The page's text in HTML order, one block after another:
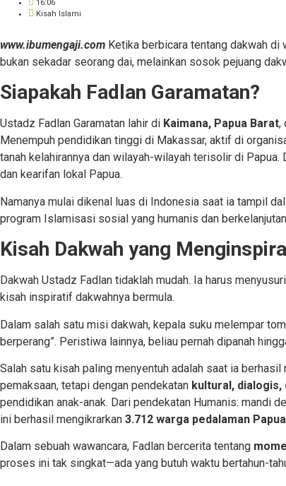
16:06
Kisah Islami
www.ibumengaji.com Ketika berbicara tentang dakwah di
bukan sekadar seorang dai, melainkan sosok pejuang
Siapakah Fadlan Garamatan?
Ustadz Fadlan Garamatan lahir di Kaimana, Papua Barat,
Menempuh pendidikan tinggi di Makassar, aktif di
tanah kelahirannya dan wilayah-wilayah terisolir di
dan kearifan lokal Papua.
Namanya mulai dikenal luas di Indonesia saat ia tampil
program Islamisasi sosial yang humanis dan
Kisah Dakwah yang
Dakwah Ustadz Fadlan tidaklah mudah. Ia harus
kisah inspiratif dakwahnya bermula.
Dalam salah satu misi dakwah, kepala suku melempar
berperang”. Peristiwa lainnya, beliau pernah dipanah
Salah satu kisah paling menyentuh adalah saat ia
pemaksaan, tetapi dengan pendekatan kultural, dialogis,
pendidikan anak-anak. Dari pendekatan Humanis: mandi
ini berhasil mengikrarkan 3.712 warga pedalaman Papua
Dalam sebuah wawancara, Fadlan bercerita tentang
proses ini tak singkat—ada yang butuh waktu bertahun-